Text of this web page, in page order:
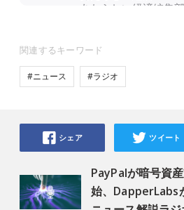
関連するキーワード
#ニュース #ラジオ
PayPalが暗号資
始、DapperLabs
シェア ツイート